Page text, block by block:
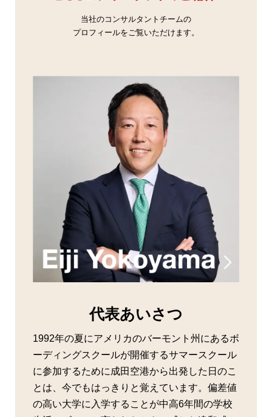
当社のコンサルタントチームの
プロフィールをご覧いただけます。
代表あいさつ
1992年の夏にアメリカのバーモント州にあるボ
ーディングスクールが開催するサマースクール
に参加するために成田空港から出発した日のこ
とは、今でもはっきりと覚えています。偏差値
の高い大学に入学することが中高6年間の学校